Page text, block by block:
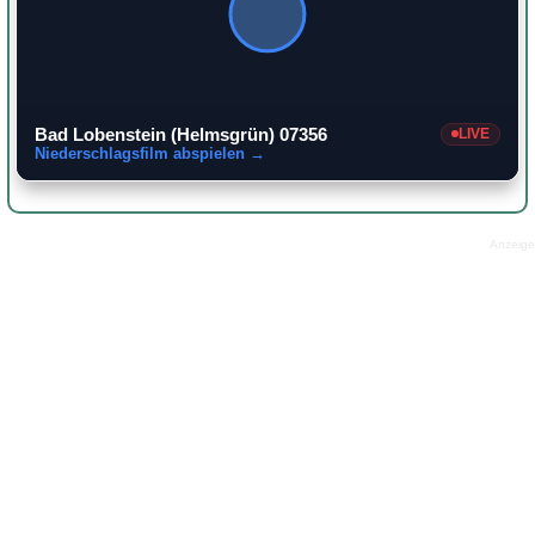
Bad Lobenstein (Helmsgrün) 07356 LIVE
Niederschlagsfilm abspielen →